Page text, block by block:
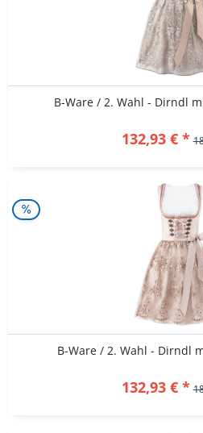
B-Ware / 2. Wahl - Dirndl
132,93 € *
B-Ware / 2. Wahl - Dirndl
132,93 € *